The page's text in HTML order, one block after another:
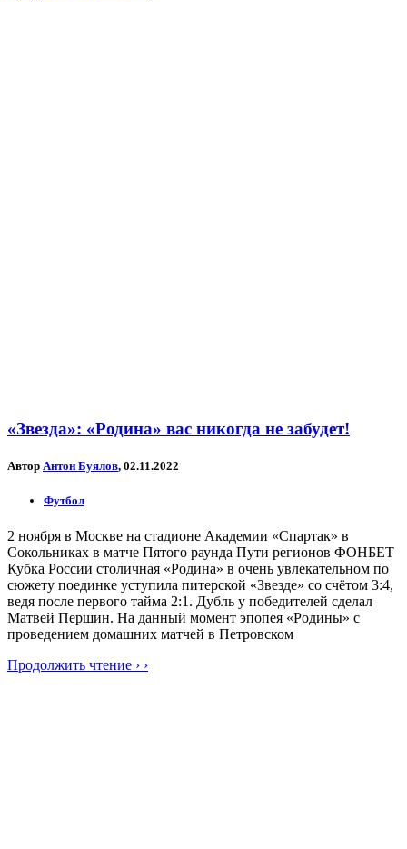
«Звезда»: «Родина» вас никогда не забудет!
Автор Антон Буялов, 02.11.2022
Футбол
2 ноября в Москве на стадионе Академии «Спартак» в
Сокольниках в матче Пятого раунда Пути регионов ФОНБЕТ
Кубка России столичная «Родина» в очень увлекательном по
сюжету поединке уступила питерской «Звезде» со счётом 3:4,
ведя после первого тайма 2:1. Дубль у победителей сделал
Матвей Першин. На данный момент эпопея «Родины» с
проведением домашних матчей в Петровском
Продолжить чтение › ›